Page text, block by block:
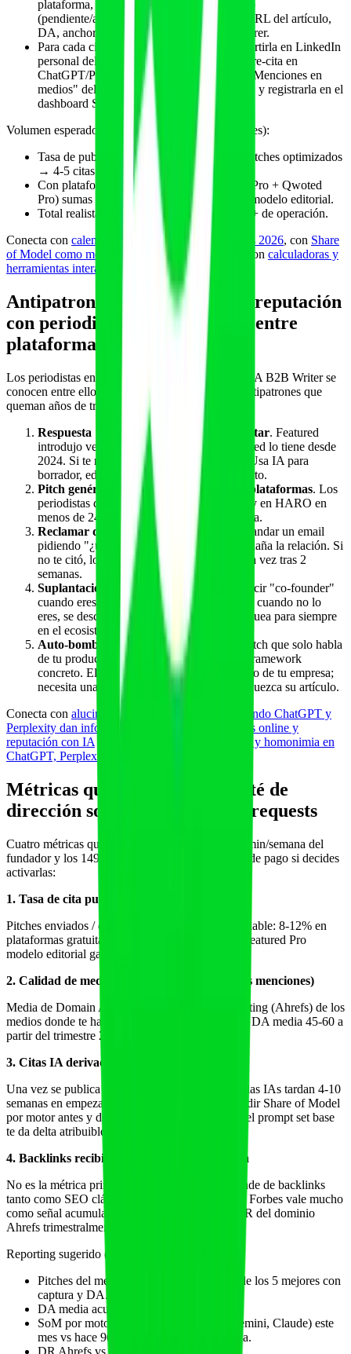
plataforma, periodista/medio, ángulo, estado
(pendiente/aceptado/publicado/ignorado), URL del artículo,
DA, anchor text del backlink, dominio referrer.
Para cada cita publicada esa semana: compartirla en LinkedIn
personal del fundador (alta probabilidad de re-cita en
ChatGPT/Perplexity), añadirla a la página "Menciones en
medios" del sitio (con captura, link y fecha), y registrarla en el
dashboard SoM mensual.
Volumen esperado de la cadencia (40 pitches al mes):
Tasa de publicación esperada: 8-12% con pitches optimizados
→ 4-5 citas publicadas/mes.
Con plataformas de pago activas (Featured Pro + Qwoted
Pro) sumas otras 4-6 citas garantizadas por modelo editorial.
Total realista 5-10 menciones/mes en mes 3+ de operación.
Conecta con calendario editorial GEO 52 semanas 2026, con Share
of Model como métrica norte de visibilidad IA
y con calculadoras y
herramientas interactivas como activos citables
Antipatrones que destruyen tu reputación
con periodistas (y se contagian entre
plataformas)
Los periodistas en Featured, Qwoted, SoS y Help A B2B Writer se
conocen entre ellos. La reputación viaja. Cinco antipatrones que
queman años de trabajo en semanas:
Respuesta 100% generada por IA sin editar. Featured
introdujo verificador anti-IA en 2026. Qwoted lo tiene desde
2024. Si te marcan tres veces, te expulsan. Usa IA para
borrador, edita siempre como humano experto.
Pitch genérico copiado-pegado entre 10 plataformas. Los
periodistas detectan el mismo texto en SoS y en HARO en
menos de 24 horas. Mata tu tasa de respuesta.
Reclamar deadline después del cierre
. Mandar un email
pidiendo "¿usaste mi cita?" 3 días después daña la relación. Si
no te citó, lo asumes; preguntas máximo una vez tras 2
semanas.
Suplantación de cargo o credenciales
. Decir "co-founder"
cuando eres director de marketing, o "PhD" cuando no lo
eres, se descubre en cinco minutos y te bloquea para siempre
en el ecosistema.
Auto-bombo sin valor de información
. Pitch que solo habla
de tu producto sin aportar dato, opinión ni framework
concreto. El periodista no escribe un anuncio de tu empresa;
necesita una pieza de información que enriquezca su artículo.
Conecta con alucinaciones IA sobre tu marca: cuando ChatGPT y
Perplexity dan información incorrecta
reseñas online y
reputación con IA
disambiguation de marca y homonimia en
ChatGPT, Perplexity y Gemini
Métricas que reportar al comité de
dirección sobre el canal quote requests
Cuatro métricas que justifican la inversión de 90 min/semana del
fundador y los 149-699 $/mes de las plataformas de pago si decides
activarlas:
1. Tasa de cita publicada (output / pitch)
Pitches enviados / citas publicadas por mes. Saludable: 8-12% en
plataformas gratuitas con disciplina, 30-50% en Featured Pro
modelo editorial garantizado.
2. Calidad de medio cubierto (DA media de las menciones)
Media de Domain Authority (Moz) o Domain Rating (Ahrefs) de los
medios donde te han citado en el mes. Saludable: DA media 45-60 a
partir del trimestre 2. DA 65+ a partir del año 1.
3. Citas IA derivadas (lag 4-10 semanas)
Una vez se publica la mención en un medio top, las IAs tardan 4-10
semanas en empezar a citarte por ese ángulo. Medir Share of Model
por motor antes y después de la publicación con el prompt set base
te da delta atribuible al canal.
4. Backlinks recibidos y autoridad acumulada
No es la métrica principal porque GEO no depende de backlinks
tanto como SEO clásico, pero un backlink desde Forbes vale mucho
como señal acumulada de autoridad. Trackear DR del dominio
Ahrefs trimestralmente.
Reporting sugerido (slide única para comité):
Pitches del mes, % citas publicadas, lista de los 5 mejores con
captura y DA.
DA media acumulada año hasta la fecha.
SoM por motor (ChatGPT, Perplexity, Gemini, Claude) este
mes vs hace 90 días con flecha verde / roja.
DR Ahrefs vs trimestre anterior.